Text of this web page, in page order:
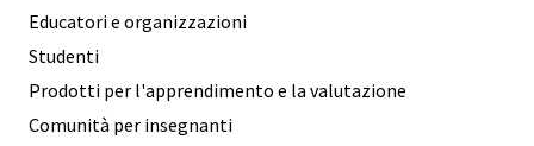
Educatori e organizzazioni
Studenti
Prodotti per l'apprendimento e la valutazione
Comunità per insegnanti